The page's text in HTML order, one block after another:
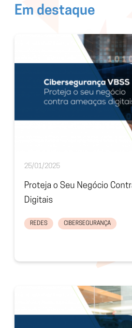
Em destaque
25/01/2025
Proteja o Seu Negócio
Digitais
REDES CIBERSEGURANÇA